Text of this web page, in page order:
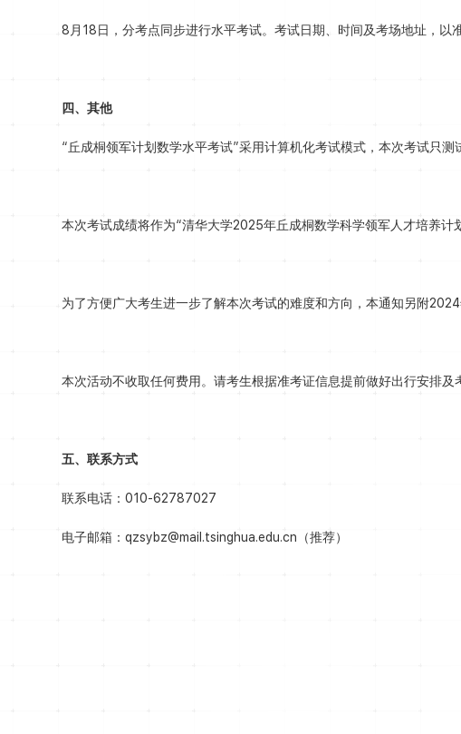
8月18日，分考点同步进行水平考试。考试日期、时间及考场地址，以
四、其他
“丘成桐领军计划数学水平考试”采用计算机化考试模式，本次考试只
本次考试成绩将作为“清华大学2025年丘成桐数学科学领军人才培养计
为了方便广大考生进一步了解本次考试的难度和方向，本通知另附
本次活动不收取任何费用。请考生根据准考证信息提前做好出行安排及
五、联系方式
联系电话：010-62787027
电子邮箱：qzsybz@mail.tsinghua.edu.cn（推荐）